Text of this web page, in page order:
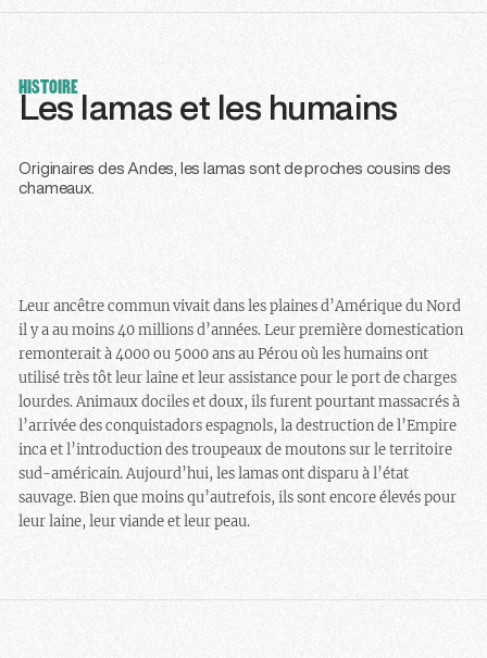
HISTOIRE
Les lamas et les humains
Originaires des Andes, les lamas sont de proches cousins des
chameaux.
Leur ancêtre commun vivait dans les plaines d’Amérique du Nord
il y a au moins 40 millions d’années. Leur première domestication
remonterait à 4000 ou 5000 ans au Pérou où les humains ont
utilisé très tôt leur laine et leur assistance pour le port de charges
lourdes. Animaux dociles et doux, ils furent pourtant massacrés à
l’arrivée des conquistadors espagnols, la destruction de l’Empire
inca et l’introduction des troupeaux de moutons sur le territoire
sud-américain. Aujourd’hui, les lamas ont disparu à l’état
sauvage. Bien que moins qu’autrefois, ils sont encore élevés pour
leur laine, leur viande et leur peau.